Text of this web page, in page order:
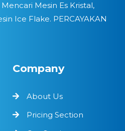
Mesin Es Kristal,
Ice Flake. PERCAYAKAN
Company
About Us
Pricing Section